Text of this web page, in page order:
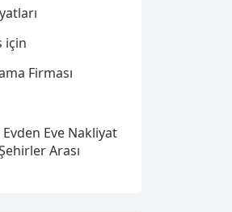
için
Firması
Eve Nakliyat
Arası